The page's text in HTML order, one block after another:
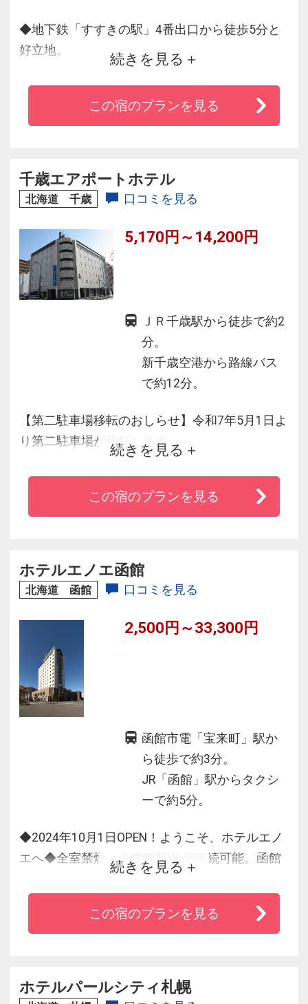
◆地下鉄「すすきの駅」4番出口から徒歩5分と
好立地。
◆北海道産食材を取り入れた和洋朝食ビュッフ
ェが大人気♪
◆サウナ付大浴場を完備。
続きを見る
この宿のプランを見る
千歳エアポートホテル
北海道 千歳 口コミを見る
5,170円～14,200円
ＪＲ千歳駅から徒歩で約2
分。
新千歳空港から路線バス
で約12分。
【第二駐車場移転のおしらせ】令和7年5月1日よ
り第二駐車場が移転します
詳細は、ホテルスタッフにお尋ねください
★「新千歳空港」に程近くＪＲ千歳駅徒歩２分
札幌へも快速列車で約３０分！都心へのアクセ
スにも最適です。
続きを見る
この宿のプランを見る
ホテルエノエ函館
北海道 函館 口コミを見る
2,500円～33,300円
函館市電「宝来町」駅か
ら徒歩で約3分。
JR「函館」駅からタクシ
ーで約5分。
◆2024年10月1日OPEN！ようこそ、ホテルエノ
エへ◆全室禁煙、全館無料Wi-Fi接続可能。函館
市電「宝来町」駅より徒歩3分♪天井が高く広々
としたロビーには優雅な雰囲気を演出する暖炉
があり、心地の良いラウンジスペースでは地酒
ではの朝食も！
続きを見る
この宿のプランを見る
ホテルパールシティ札幌